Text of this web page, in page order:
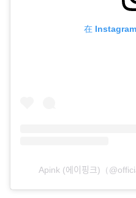
在
Apink (에이핑크)（